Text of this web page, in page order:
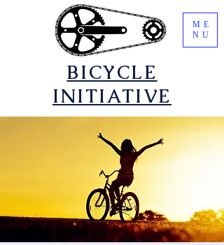
​BICYCLE
INITIATIVE
ME
NU